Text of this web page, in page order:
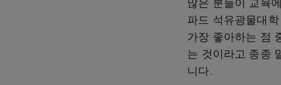
많은 분들이 교육
파드 석유광물대
가장 좋아하는 점
는 것이라고 종종
니다.